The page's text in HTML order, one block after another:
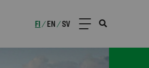
FI /EN /SV